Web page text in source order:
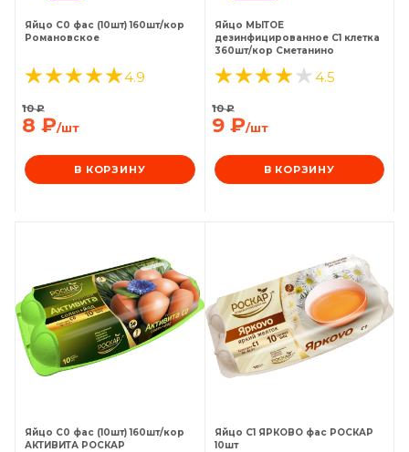
Яйцо С0 фас (10шт) 160шт/кор
Романовское
4.9
8 ₽/шт
10₽
В КОРЗИНУ
Яйцо МЫТОЕ
дезинфицированное С1 клетка
360шт/кор Сметанино
4.5
9₽/шт
10₽
В КОРЗИНУ
Яйцо С0 фас (10шт) 160шт/кор
АКТИВИТА РОСКАР
Яйцо С1 ЯРКОВО фас РОСКАР
10шт